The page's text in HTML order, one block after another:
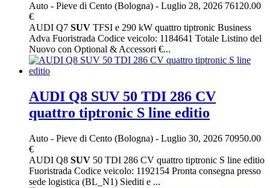
Auto - Pieve di Cento (Bologna) - Luglio 28, 2026 76120.00
€
AUDI Q7 SUV TFSI e 290 kW quattro tiptronic Business
Adva Fuoristrada Codice veicolo: 1184641 Totale Listino del
Nuovo con Optional & Accessori €...
AUDI Q8 SUV 50 TDI 286 CV
quattro tiptronic S line editio
Auto - Pieve di Cento (Bologna) - Luglio 30, 2026 70950.00
€
AUDI Q8 SUV 50 TDI 286 CV quattro tiptronic S line editio
Fuoristrada Codice veicolo: 1192154 Pronta consegna presso
sede logistica (BL_N1) Siediti e ...